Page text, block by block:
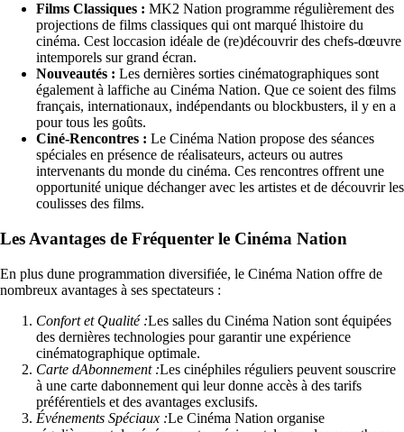
Films Classiques : MK2 Nation programme régulièrement des
projections de films classiques qui ont marqué lhistoire du
cinéma. Cest loccasion idéale de (re)découvrir des chefs-dœuvre
intemporels sur grand écran.
Nouveautés : Les dernières sorties cinématographiques sont
également à laffiche au Cinéma Nation. Que ce soient des films
français, internationaux, indépendants ou blockbusters, il y en a
pour tous les goûts.
Ciné-Rencontres : Le Cinéma Nation propose des séances
spéciales en présence de réalisateurs, acteurs ou autres
intervenants du monde du cinéma. Ces rencontres offrent une
opportunité unique déchanger avec les artistes et de découvrir les
coulisses des films.
Les Avantages de Fréquenter le Cinéma Nation
En plus dune programmation diversifiée, le Cinéma Nation offre de
nombreux avantages à ses spectateurs :
Confort et Qualité :Les salles du Cinéma Nation sont équipées
des dernières technologies pour garantir une expérience
cinématographique optimale.
Carte dAbonnement :Les cinéphiles réguliers peuvent souscrire
à une carte dabonnement qui leur donne accès à des tarifs
préférentiels et des avantages exclusifs.
Événements Spéciaux :Le Cinéma Nation organise